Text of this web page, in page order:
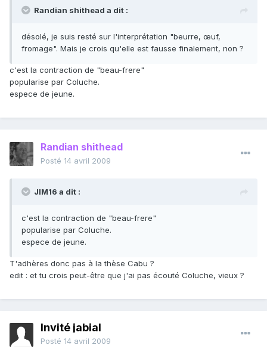
Randian shithead a dit :
désolé, je suis resté sur l'interprétation "beurre, œuf,
fromage". Mais je crois qu'elle est fausse finalement, non ?
c'est la contraction de "beau-frere"
popularise par Coluche.
espece de jeune.
Randian shithead
Posté 14 avril 2009
JIM16 a dit :
c'est la contraction de "beau-frere"
popularise par Coluche.
espece de jeune.
T'adhères donc pas à la thèse Cabu ?
edit : et tu crois peut-être que j'ai pas écouté Coluche, vieux ?
Invité jabial
Posté 14 avril 2009